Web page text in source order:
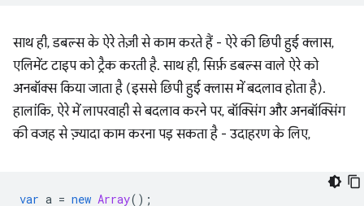
साथ ही, डबल्स के ऐरे तेज़ी से काम करते हैं - ऐरे की छिपी हुई क्लास,
एलिमेंट टाइप को ट्रैक करती है. साथ ही, सिर्फ़ डबल्स वाले ऐरे को
अनबॉक्स किया जाता है (इससे छिपी हुई क्लास में बदलाव होता है).
हालांकि, ऐरे में लापरवाही से बदलाव करने पर, बॉक्सिंग और अनबॉक्सिंग
की वजह से ज़्यादा काम करना पड़ सकता है - उदाहरण के लिए,
var a = new Array();